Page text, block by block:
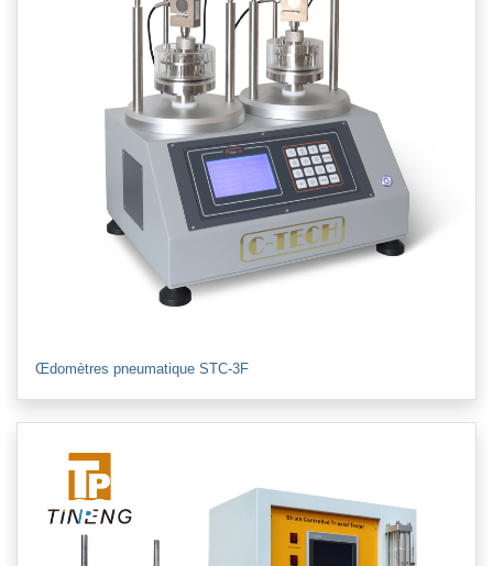
Œdomètres pneumatique STC-3F